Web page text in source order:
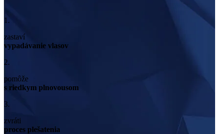
1.
zastaví
vypadávanie vlasov
2.
pomôže
s riedkym plnovousom
3.
zvráti
proces plešatenia